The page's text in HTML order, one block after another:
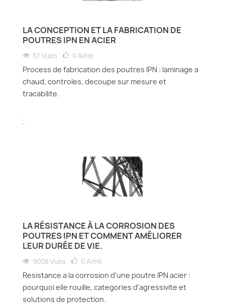
LA CONCEPTION ET LA FABRICATION DE
POUTRES IPN EN ACIER
57 Vues 0 Aimé
Process de fabrication des poutres IPN : laminage a
chaud, controles, decoupe sur mesure et
tracabilite.
.
LA RÉSISTANCE À LA CORROSION DES
POUTRES IPN ET COMMENT AMÉLIORER
LEUR DURÉE DE VIE.
9008 Vues 0 Aimé
Resistance a la corrosion d'une poutre IPN acier :
pourquoi elle rouille, categories d'agressivite et
solutions de protection.